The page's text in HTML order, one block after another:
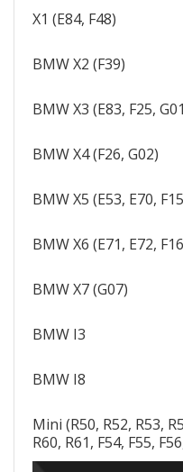
X1 (E84, F48)
BMW X2 (F39)
BMW X3 (E83, F25,
BMW X4 (F26, G02)
BMW X5 (E53, E70,
BMW X6 (E71, E72,
BMW X7 (G07)
​​BMW I3
BMW I8
Mini (R50, R52, R53,
R60, R61, F54, F55,